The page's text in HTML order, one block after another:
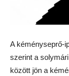
A kéményseprő-
szerint a
között jön a